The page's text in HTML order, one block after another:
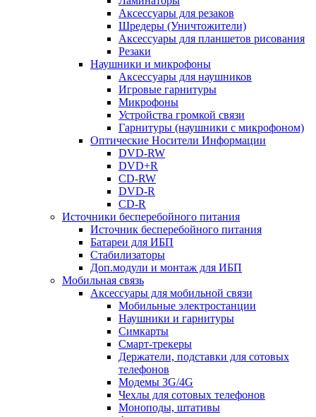
Аксессуары для резаков
Шредеры (Уничтожители)
Аксессуары для планшетов рисования
Резаки
Наушники и микрофоны
Аксессуары для наушников
Игровые гарнитуры
Микрофоны
Устройства громкой связи
Гарнитуры (наушники с микрофоном)
Оптические Носители Информации
DVD-RW
DVD+R
CD-RW
DVD-R
CD-R
Источники бесперебойного питания
Источник бесперебойного питания
Батареи для ИБП
Стабилизаторы
Доп.модули и монтаж для ИБП
Мобильная связь
Аксессуары для мобильной связи
Мобильные электростанции
Наушники и гарнитуры
Симкарты
Смарт-трекеры
Держатели, подставки для сотовых
телефонов
Модемы 3G/4G
Чехлы для сотовых телефонов
Моноподы, штативы